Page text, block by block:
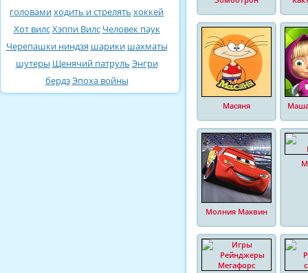
головамиходить и стрелять хоккей
Хот вилсХэппи Вилс Человек паук
Черепашки ниндзя шарики шахматы
шутеры Щенячий патруль Энгри
бердзЭпоха войны
Масяня
Молния Маквин